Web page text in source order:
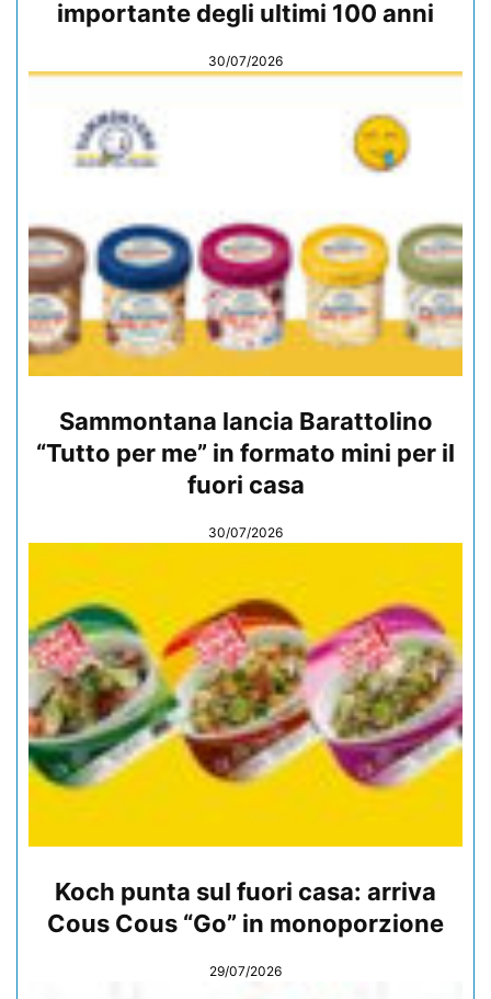
importante degli ultimi 100 anni
30/07/2026
Sammontana lancia Barattolino
“Tutto per me” in formato mini per il
fuori casa
30/07/2026
Koch punta sul fuori casa: arriva
Cous Cous “Go” in monoporzione
29/07/2026